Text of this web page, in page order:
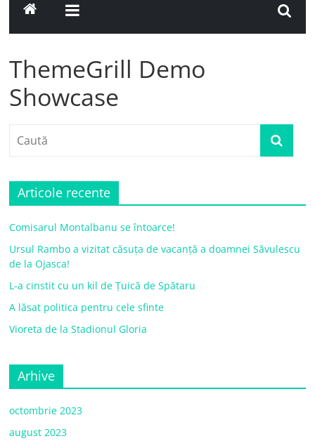
ThemeGrill Demo
Showcase
Articole recente
Comisarul Montalbanu se întoarce!
Ursul Rambo a vizitat căsuța de vacanță a doamnei Săvulescu
de la Ojasca!
L-a cinstit cu un kil de Țuică de Spătaru
A lăsat politica pentru cele sfinte
Vioreta de la Stadionul Gloria
Arhive
octombrie 2023
august 2023